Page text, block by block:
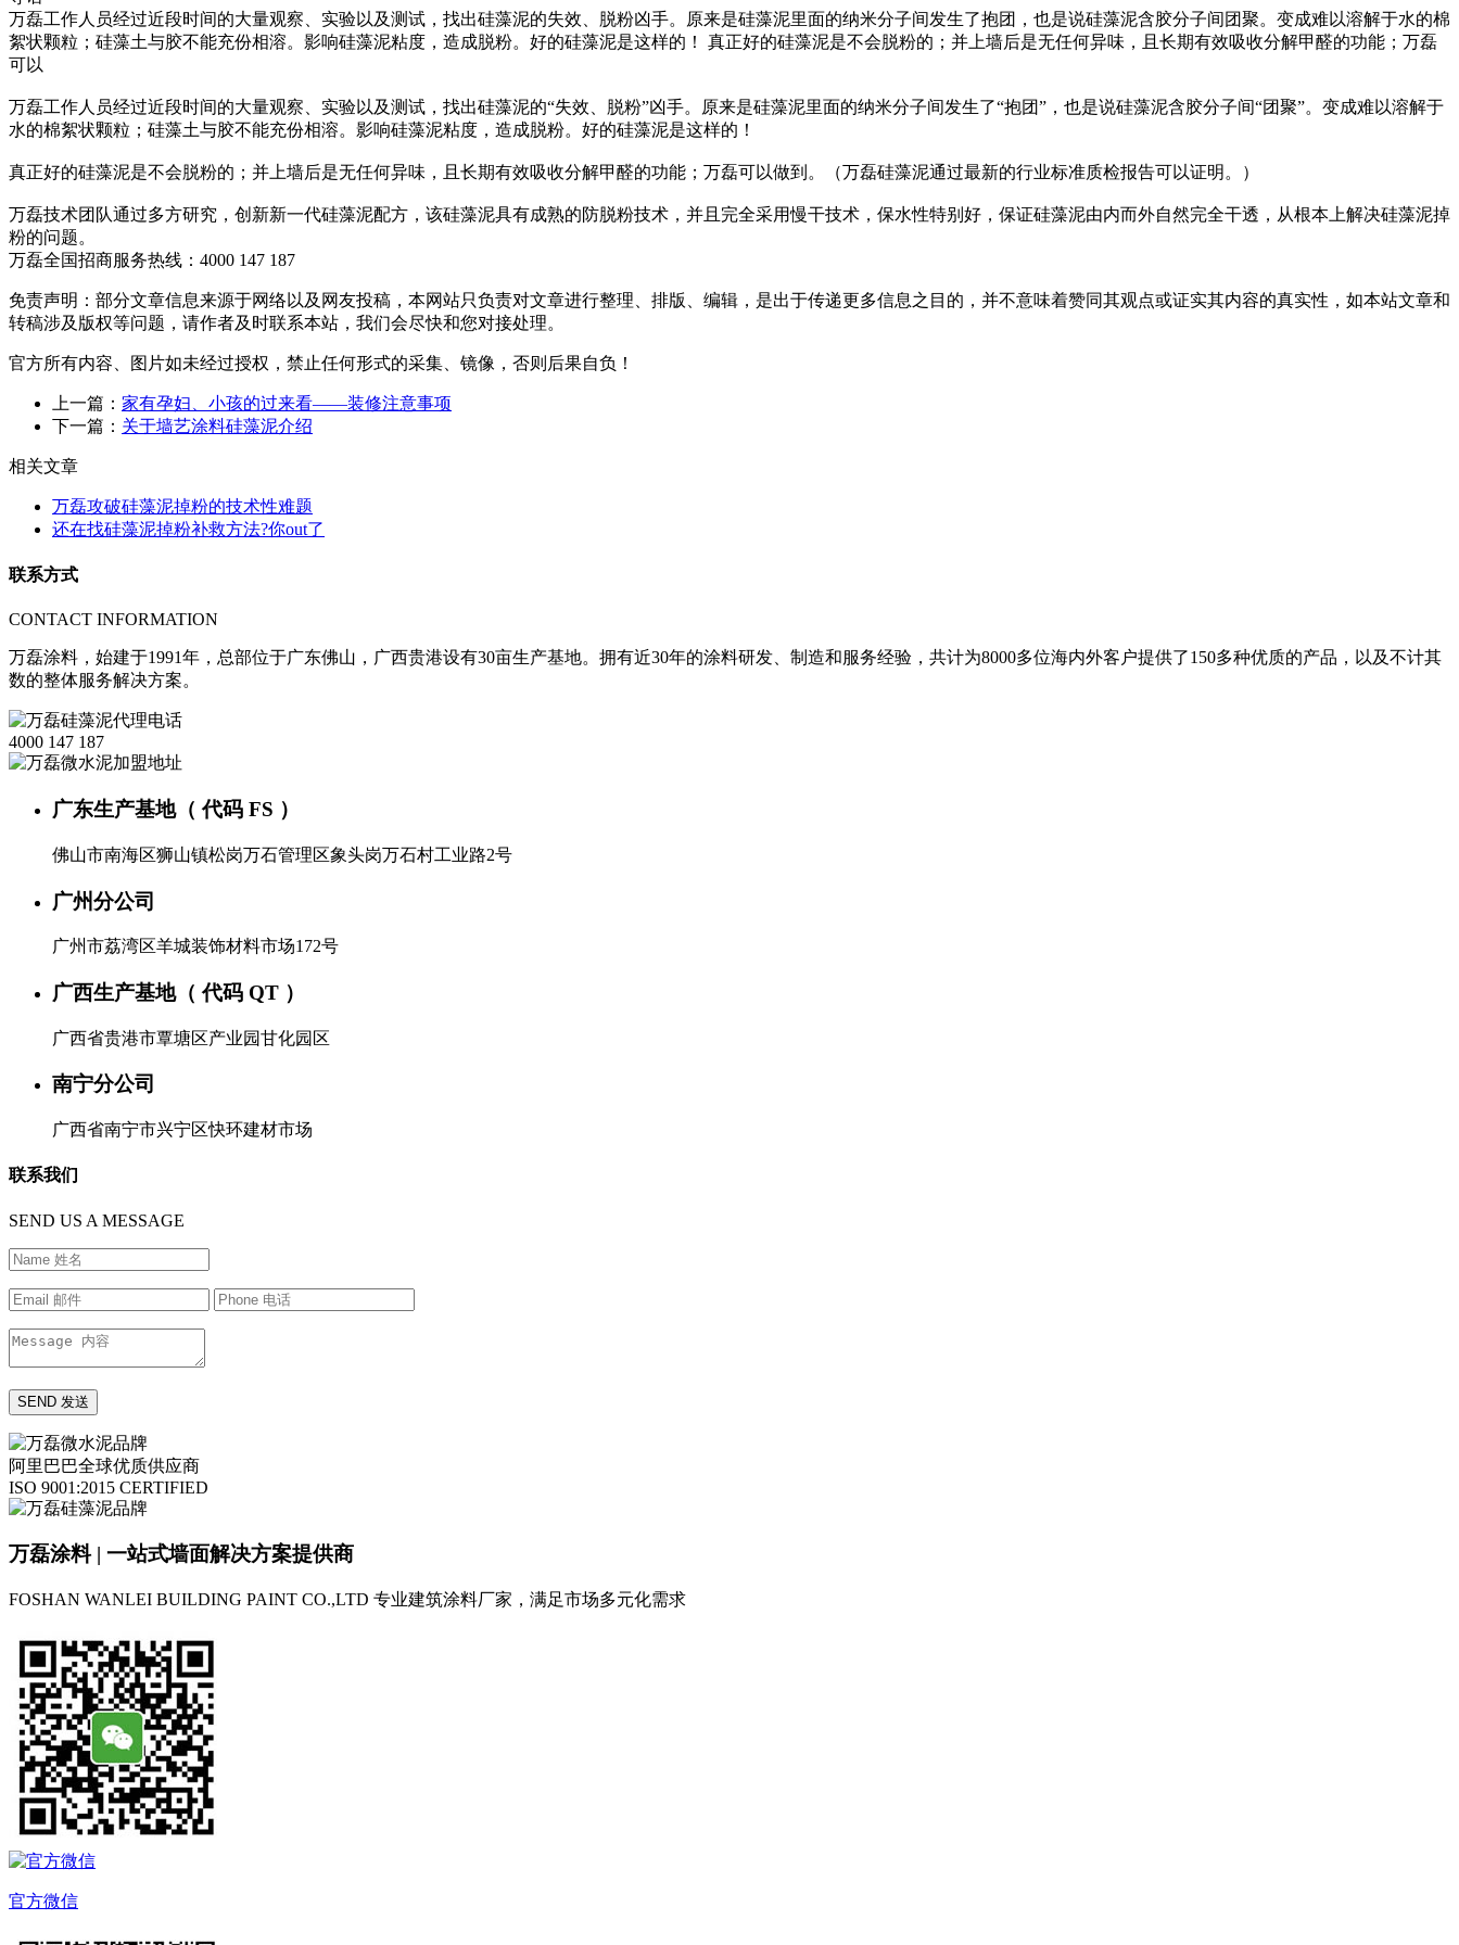
万磊工作人员经过近段时间的大量观察、实验以及测试，找出硅藻泥的失效、脱粉凶手。原来是硅藻泥里面的纳米分子间发生了抱团，也是说硅藻泥含胶分子间团聚。变成难以溶解于水的棉
絮状颗粒；硅藻土与胶不能充份相溶。影响硅藻泥粘度，造成脱粉。好的硅藻泥是这样的！ 真正好的硅藻泥是不会脱粉的；并上墙后是无任何异味，且长期有效吸收分解甲醛的功能；万磊
可以
万磊工作人员经过近段时间的大量观察、实验以及测试，找出硅藻泥的“失效、脱粉”凶手。原来是硅藻泥里面的纳米分子间发生了“抱团”，也是说硅藻泥含胶分子间“团聚”。变成难以溶解于
水的棉絮状颗粒；硅藻土与胶不能充份相溶。影响硅藻泥粘度，造成脱粉。好的硅藻泥是这样的！
真正好的硅藻泥是不会脱粉的；并上墙后是无任何异味，且长期有效吸收分解甲醛的功能；万磊可以做到。（万磊硅藻泥通过最新的行业标准质检报告可以证明。）
万磊技术团队通过多方研究，创新新一代硅藻泥配方，该硅藻泥具有成熟的防脱粉技术，并且完全采用慢干技术，保水性特别好，保证硅藻泥由内而外自然完全干透，从根本上解决硅藻泥掉
粉的问题。
万磊全国招商服务热线： 4000 147 187
免责声明：部分文章信息来源于网络以及网友投稿，本网站只负责对文章进行整理、排版、编辑，是出于传递更多信息之目的，并不意味着赞同其观点或证实其内容的真实性，如本站文章和
转稿涉及版权等问题，请作者及时联系本站，我们会尽快和您对接处理。
官方所有内容、图片如未经过授权，禁止任何形式的采集、镜像，否则后果自负！
上一篇： 家有孕妇、小孩的过来看——装修注意事项
下一篇： 关于墙艺涂料硅藻泥介绍
相关文章
万磊攻破硅藻泥掉粉的技术性难题
还在找硅藻泥掉粉补救方法?你out了
联系方式
CONTACT INFORMATION
万磊涂料，始建于1991年，总部位于广东佛山，广西贵港设有30亩生产基地。拥有近30年的涂料研发、制造和服务经验，共计为8000多位海内外客户提供了150多种优质的产品，以及不计其
数的整体服务解决方案。
4000 147 187
广东生产基地（ 代码 FS ）
佛山市南海区狮山镇松岗万石管理区象头岗万石村工业路2号
广州分公司
广州市荔湾区羊城装饰材料市场172号
广西生产基地（ 代码 QT ）
广西省贵港市覃塘区产业园甘化园区
南宁分公司
广西省南宁市兴宁区快环建材市场
联系我们
SEND US A MESSAGE
阿里巴巴全球优质供应商
ISO 9001:2015 CERTIFIED
万磊涂料 | 一站式墙面解决方案提供商
FOSHAN WANLEI BUILDING PAINT CO.,LTD 专业建筑涂料厂家，满足市场多元化需求
官方微信